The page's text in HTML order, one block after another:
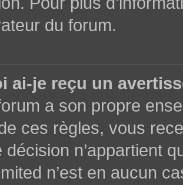
du forum.
ai-je reçu un
a son propre
ces règles, vous
décision n’appartient
n’est en aucun